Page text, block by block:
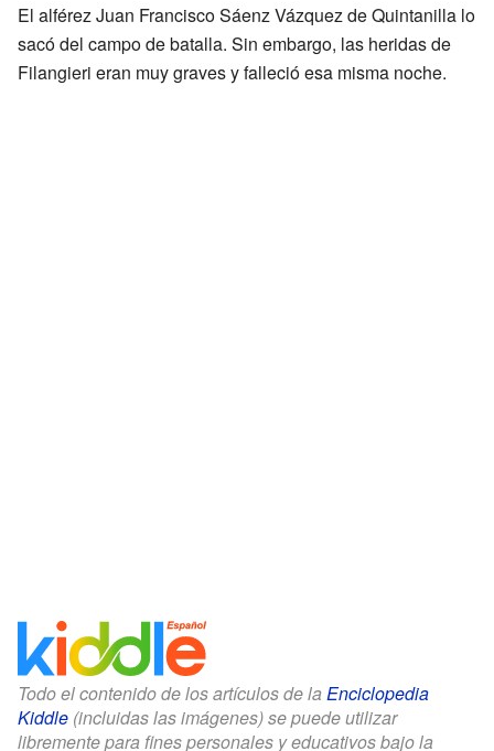
El alférez Juan Francisco Sáenz Vázquez de Quintanilla lo
sacó del campo de batalla. Sin embargo, las heridas de
Filangieri eran muy graves y falleció esa misma noche.
Todo el contenido de los artículos de la Enciclopedia
Kiddle (incluidas las imágenes) se puede utilizar
libremente para fines personales y educativos bajo la